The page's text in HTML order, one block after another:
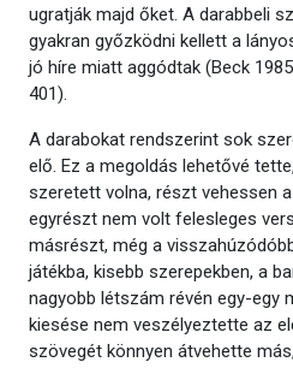
ugratják majd őket. A darabbeli
gyakran győzködni kellett a
jó híre miatt aggódtak (Beck
401).
A darabokat rendszerint sok
elő. Ez a megoldás lehetővé
szeretett volna, részt vehessen
egyrészt nem volt felesleges
másrészt, még a
játékba, kisebb szerepekben, a
nagyobb létszám révén egy-egy
kiesése nem veszélyeztette az
szövegét könnyen átvehette